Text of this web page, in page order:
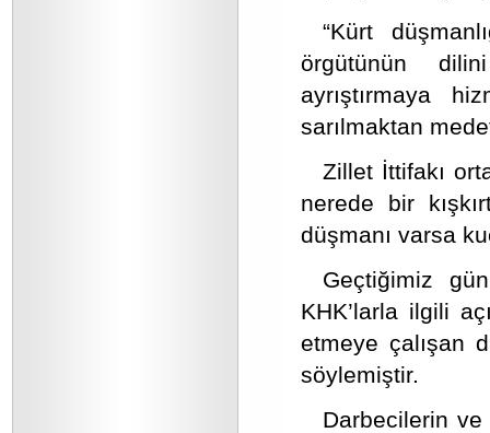
“Kürt
örgütünün
ayrıştırmaya
sarılmaktan
Zillet İttifakı
nerede bir
düşmanı varsa
Geçtiğimiz
KHK’larla ilgili
etmeye çalışan
söylemiştir.
Darbecilerin ve